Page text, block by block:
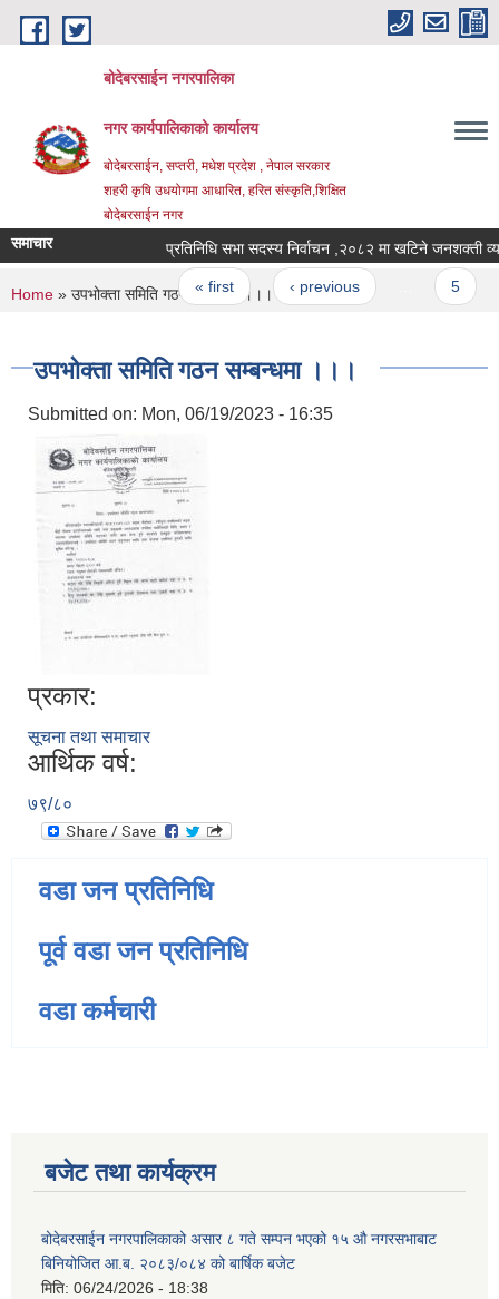
Skip to main content
बोदेबरसाईन नगरपालिका
नगर कार्यपालिकाको कार्यालय
बोदेबरसाईन, सप्तरी, मधेश प्रदेश , नेपाल सरकार
शहरी कृषि उधयोगमा आधारित, हरित संस्कृति,शिक्षित
बोदेबरसाईन नगर
समाचार प्रतिनिधि सभा सदस्य निर्वाचन ,२०८२ मा खटिने
Pages
« first ‹ previous
You are here
Home » उपभोक्ता समिति गठन सम्बन्धमा ।।।
उपभोक्ता समिति गठन सम्बन्धमा ।।।
Submitted on: Mon, 06/19/2023 - 16:35
प्रकार:
सूचना तथा समाचार
आर्थिक वर्ष:
७९/८०
वडा जन प्रतिनिधि
पूर्व वडा जन प्रतिनिधि
वडा कर्मचारी
बजेट तथा कार्यक्रम
बोदेबरसाईन नगरपालिकाको असार ८ गते सम्पन भएको १५ ‍‍‍औ नगरसभाबाट
बिनियोजित आ.ब. २०८३/०८४ को बार्षिक बजेट
मिति: 06/24/2026 - 18:38